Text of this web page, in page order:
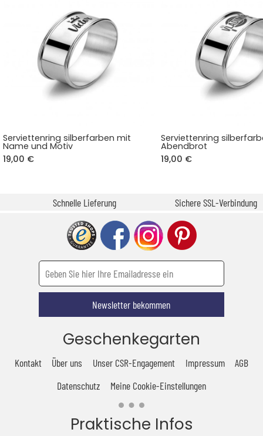
Serviettenring silberfarben mit
Name und Motiv
19,00 €
Serviettenring
Abendbrot
19,00 €
Schnelle Lieferung Sichere SSL-Verbindung
Newsletter bekommen
Geschenkegarten
Kontakt Über uns Unser CSR-Engagement Impressum
AGB
Datenschutz
Meine Cookie-Einstellungen
Praktische Infos